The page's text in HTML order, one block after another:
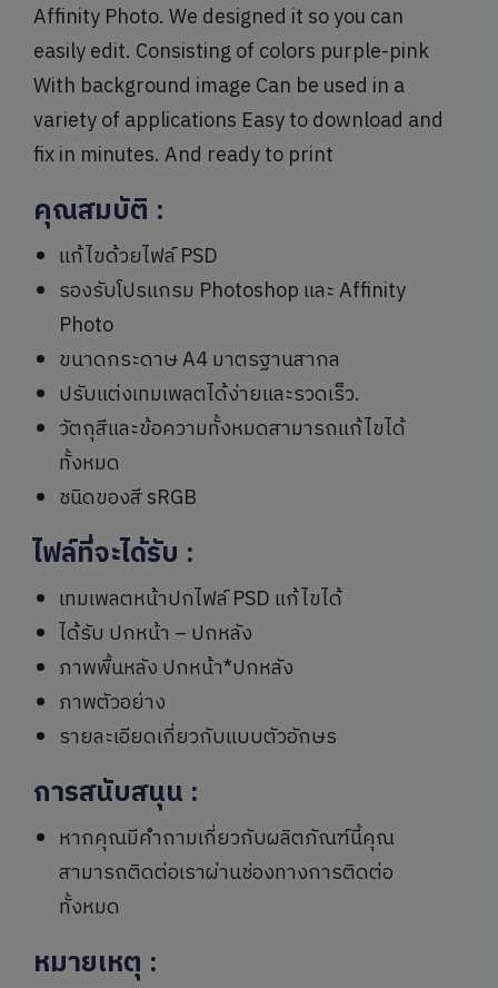
Affinity Photo. We designed it so you can
easily edit. Consisting of colors purple-pink
With background image Can be used in a
variety of applications Easy to download and
fix in minutes. And ready to print
คุณสมบัติ :
แก้ไขด้วยไฟล์ PSD
รองรับโปรแกรม Photoshop และ Affinity
Photo
ขนาดกระดาษ A4 มาตรฐานสากล
ปรับแต่งเทมเพลตได้ง่ายและรวดเร็ว.
วัตถุสีและข้อความทั้งหมดสามารถแก้ไขได้
ทั้งหมด
ชนิดของสี sRGB
ไฟล์ที่จะได้รับ :
เทมเพลตหน้าปกไฟล์ PSD แก้ไขได้
ได้รับ ปกหน้า – ปกหลัง
ภาพพื้นหลัง ปกหน้า*ปกหลัง
ภาพตัวอย่าง
รายละเอียดเกี่ยวกับแบบตัวอักษร
การสนับสนุน :
หากคุณมีคำถามเกี่ยวกับผลิตภัณฑ์นี้คุณ
สามารถติดต่อเราผ่านช่องทางการติดต่อ
ทั้งหมด
หมายเหตุ :